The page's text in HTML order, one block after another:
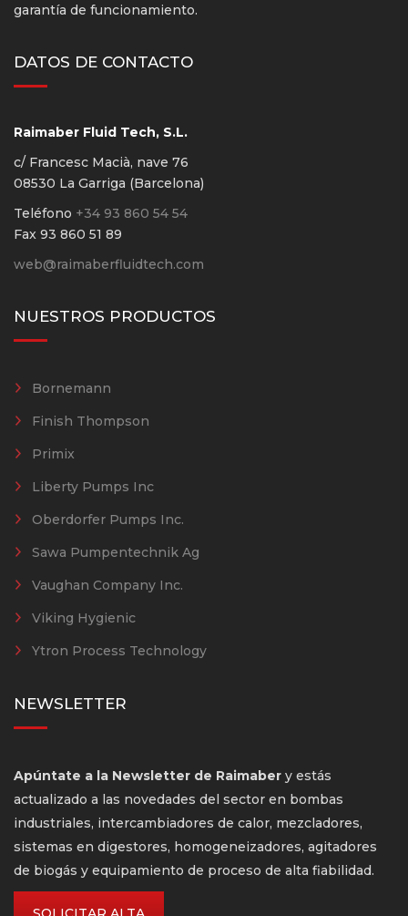
garantía de funcionamiento.
DATOS DE CONTACTO
Raimaber Fluid Tech, S.L.
c/ Francesc Macià, nave 76
08530 La Garriga (Barcelona)
Teléfono +34 93 860 54 54
Fax 93 860 51 89
web@raimaberfluidtech.com
NUESTROS PRODUCTOS
Bornemann
Finish Thompson
Primix
Liberty Pumps Inc
Oberdorfer Pumps Inc.
Sawa Pumpentechnik Ag
Vaughan Company Inc.
Viking Hygienic
Ytron Process Technology
NEWSLETTER
Apúntate a la Newsletter de Raimaber y estás
actualizado a las novedades del sector en bombas
industriales, intercambiadores de calor, mezcladores,
sistemas en digestores, homogeneizadores, agitadores
de biogás y equipamiento de proceso de alta fiabilidad.